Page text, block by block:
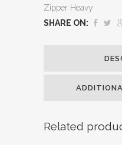
Zipper Heavy
SHARE ON:
Related